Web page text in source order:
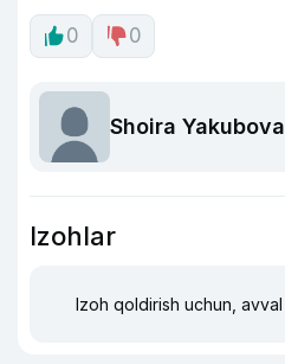
0 0
Shoira Yakubova
Izohlar
Izoh qoldirish uchun, avval